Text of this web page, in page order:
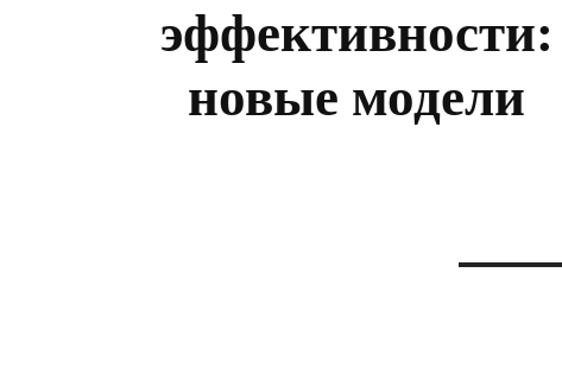
эффективности:
новые модели